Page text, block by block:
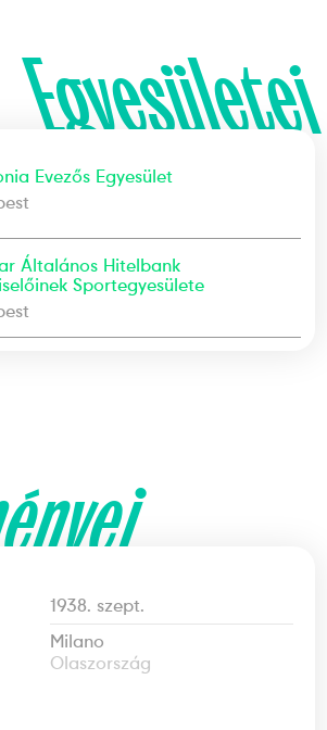
Egyesületei
Evezős Egyesület
Általános Hitelbank
Sportegyesülete
1938. szept.
Milano
Olaszország